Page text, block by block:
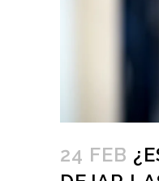
24 FEB